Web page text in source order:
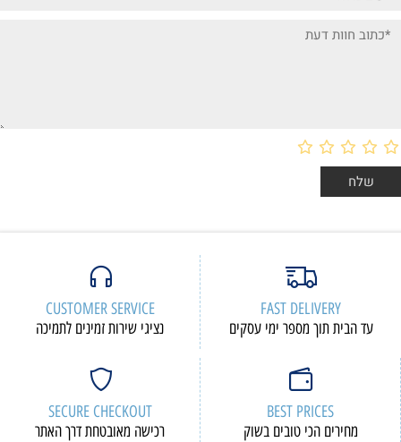
FAST DELIVERY
עד הבית תוך מספר ימי עסקים
CUSTOMER SERVICE
נציגי שירות זמינים לתמיכה
BEST PRICES
מחירים הכי טובים בשוק
SECURE CHECKOUT
רכישה מאובטחת דרך האתר